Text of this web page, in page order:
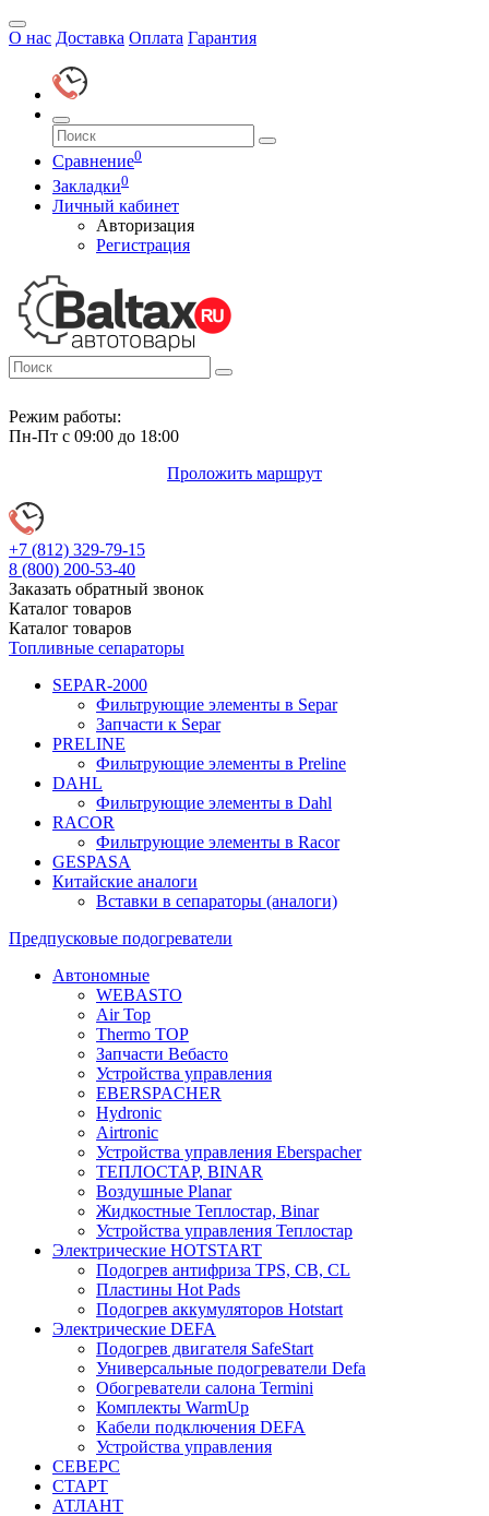
О нас Доставка Оплата Гарантия
Сравнение0
Закладки0
Личный кабинет
Авторизация
Регистрация
Режим работы:
Пн-Пт с 09:00 до 18:00
Проложить маршрут
+7 (812) 329-79-15
8 (800) 200-53-40
Заказать обратный звонок
Каталог товаров
Каталог товаров
Топливные сепараторы
SEPAR-2000
Фильтрующие элементы в Separ
Запчасти к Separ
PRELINE
Фильтрующие элементы в Preline
DAHL
Фильтрующие элементы в Dahl
RACOR
Фильтрующие элементы в Racor
GESPASA
Китайские аналоги
Вставки в сепараторы (аналоги)
Предпусковые подогреватели
Автономные
WEBASTO
Air Top
Thermo TOP
Запчасти Вебасто
Устройства управления
EBERSPACHER
Hydronic
Airtronic
Устройства управления Eberspacher
ТЕПЛОСТАР, BINAR
Воздушные Planar
Жидкостные Теплостар, Binar
Устройства управления Теплостар
Электрические HOTSTART
Подогрев антифриза TPS, CB, CL
Пластины Hot Pads
Подогрев аккумуляторов Hotstart
Электрические DEFA
Подогрев двигателя SafeStart
Универсальные подогреватели Defa
Обогреватели салона Termini
Комплекты WarmUp
Кабели подключения DEFA
Устройства управления
СЕВЕРС
СТАРТ
АТЛАНТ